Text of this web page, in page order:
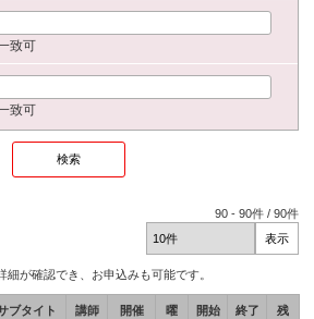
致可
致可
90 -90件 /90件
が確認でき、お申込みも可能です。
ブタイト
講師
開催
曜
開始
終了
残